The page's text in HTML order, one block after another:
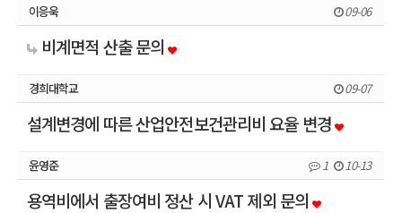
이응욱 09-06
비계면적 산출 문의
경희대학교 09-07
설계변경에 따른 산업안전보건관리비 요율 변경
윤영준 1 10-13
용역비에서 출장여비 정산 시 VAT 제외 문의